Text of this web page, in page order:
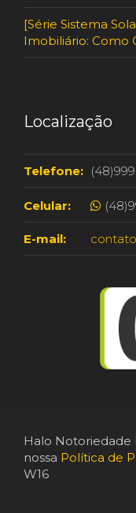
[Série Sistema
Imobiliário: Como
Localização
Telefone:
Celular:
E-mail:
Halo Notoriedade
nossa Política de
W16